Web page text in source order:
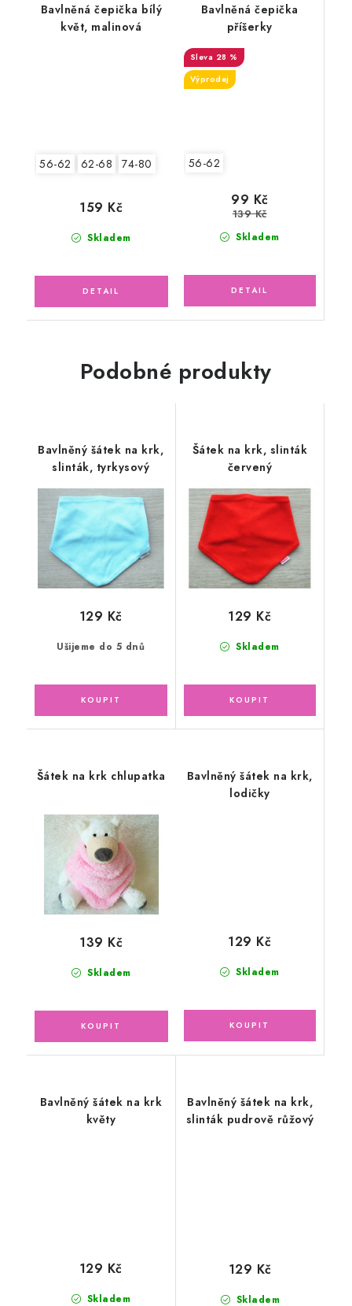
Bavlněná čepička bílý
květ, malinová
56-62 62-68 74-80
Skladem
159 Kč
Bavlněná čepička
příšerky
28 %
Výprodej
56-62
Skladem
99 Kč
139 Kč
Podobné produkty
Bavlněný šátek na krk,
slinták, tyrkysový
Ušijeme do 5 dnů
129 Kč
Šátek na krk, slinták
červený
Skladem
129 Kč
Šátek na krk chlupatka
Skladem
139 Kč
Bavlněný šátek na krk,
lodičky
Skladem
129 Kč
Bavlněný šátek na krk
květy
Skladem
129 Kč
Bavlněný šátek na krk,
slinták pudrově růžový
Skladem
129 Kč